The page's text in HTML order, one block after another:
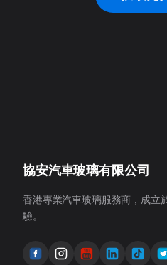
協安汽車玻璃有限公司
香港專業汽車玻璃服務商，成立
驗。